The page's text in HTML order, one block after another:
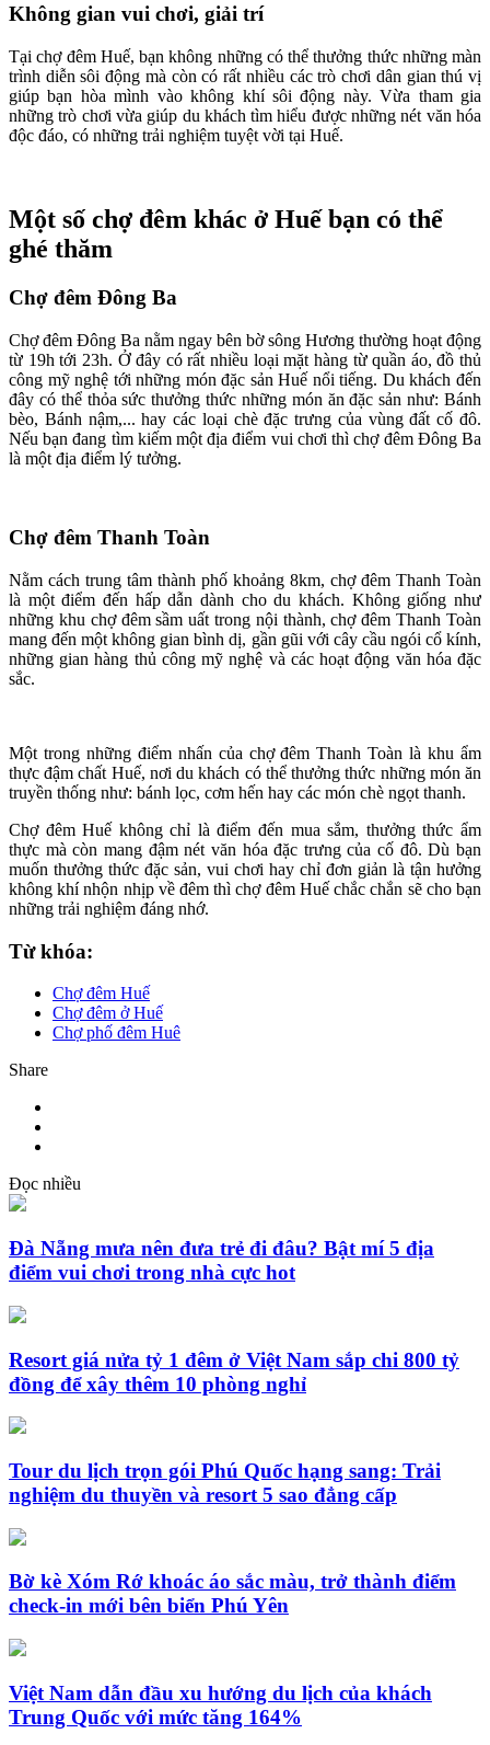
Không gian vui chơi, giải trí
Tại chợ đêm Huế, bạn không những có thể thưởng thức những màn
trình diễn sôi động mà còn có rất nhiều các trò chơi dân gian thú vị
giúp bạn hòa mình vào không khí sôi động này. Vừa tham gia
những trò chơi vừa giúp du khách tìm hiểu được những nét văn hóa
độc đáo, có những trải nghiệm tuyệt vời tại Huế.
Một số chợ đêm khác ở Huế bạn có thể
ghé thăm
Chợ đêm Đông Ba
Chợ đêm Đông Ba nằm ngay bên bờ sông Hương thường hoạt động
từ 19h tới 23h. Ở đây có rất nhiều loại mặt hàng từ quần áo, đồ thủ
công mỹ nghệ tới những món đặc sản Huế nổi tiếng. Du khách đến
đây có thể thỏa sức thưởng thức những món ăn đặc sản như: Bánh
bèo, Bánh nậm,... hay các loại chè đặc trưng của vùng đất cố đô.
Nếu bạn đang tìm kiếm một địa điểm vui chơi thì chợ đêm Đông Ba
là một địa điểm lý tưởng.
Chợ đêm Thanh Toàn
Nằm cách trung tâm thành phố khoảng 8km, chợ đêm Thanh Toàn
là một điểm đến hấp dẫn dành cho du khách. Không giống như
những khu chợ đêm sầm uất trong nội thành, chợ đêm Thanh Toàn
mang đến một không gian bình dị, gần gũi với cây cầu ngói cổ kính,
những gian hàng thủ công mỹ nghệ và các hoạt động văn hóa đặc
sắc.
Một trong những điểm nhấn của chợ đêm Thanh Toàn là khu ẩm
thực đậm chất Huế, nơi du khách có thể thưởng thức những món ăn
truyền thống như: bánh lọc, cơm hến hay các món chè ngọt thanh.
Chợ đêm Huế không chỉ là điểm đến mua sắm, thưởng thức ẩm
thực mà còn mang đậm nét văn hóa đặc trưng của cố đô. Dù bạn
muốn thưởng thức đặc sản, vui chơi hay chỉ đơn giản là tận hưởng
không khí nhộn nhịp về đêm thì chợ đêm Huế chắc chắn sẽ cho bạn
những trải nghiệm đáng nhớ.
Từ khóa:
Chợ đêm Huế
Chợ đêm ở Huế
Chợ phố đêm Huê
Share
Đọc nhiều
Đà Nẵng mưa nên đưa trẻ đi đâu? Bật mí 5 địa
điểm vui chơi trong nhà cực hot
Resort giá nửa tỷ 1 đêm ở Việt Nam sắp chi 800 tỷ
đồng để xây thêm 10 phòng nghỉ
Tour du lịch trọn gói Phú Quốc hạng sang: Trải
nghiệm du thuyền và resort 5 sao đẳng cấp
Bờ kè Xóm Rớ khoác áo sắc màu, trở thành điểm
check-in mới bên biển Phú Yên
Việt Nam dẫn đầu xu hướng du lịch của khách
Trung Quốc với mức tăng 164%